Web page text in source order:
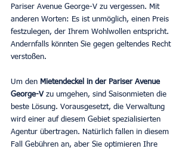
Pariser Avenue George-V zu vergessen. Mit
anderen Worten: Es ist unmöglich, einen Preis
festzulegen, der Ihrem Wohlwollen entspricht.
Andernfalls könnten Sie gegen geltendes Recht
verstoßen.
Um den Mietendeckel in der Pariser Avenue
George-V zu umgehen, sind Saisonmieten die
beste Lösung. Vorausgesetzt, die Verwaltung
wird einer auf diesem Gebiet spezialisierten
Agentur übertragen. Natürlich fallen in diesem
Fall Gebühren an, aber Sie optimieren Ihre